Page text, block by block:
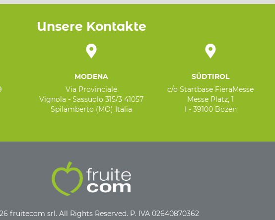
Unsere Kontakte
MODENA
Via Provinciale
Vignola - Sassuolo 315/3 41057
Spilamberto (MO) Italia
SÜDTIROL
c/o Startbase FieraMesse
Messe Platz, 1
I - 39100 Bozen
fruitecom srl. All Rights Reserved. P. IVA 02640870362